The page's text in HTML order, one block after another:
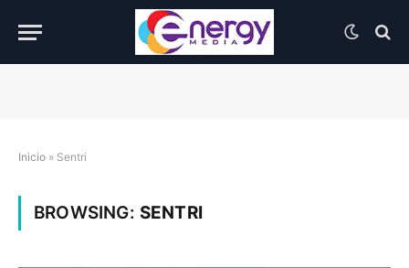
Inicio » Sentri
BROWSING: SENTRI